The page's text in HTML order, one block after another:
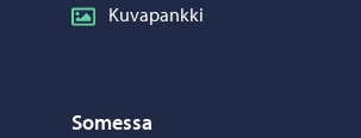
Kuvapankki
Somessa